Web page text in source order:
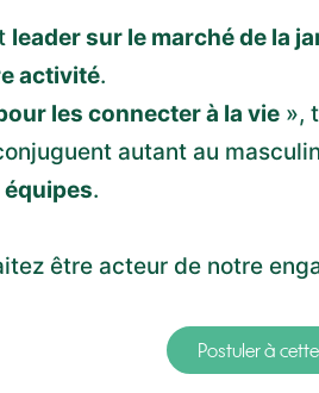
leader sur le marché de la
activité.
les connecter à la vie »,
autant au
équipes.
être acteur de notre
Postuler à